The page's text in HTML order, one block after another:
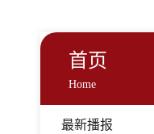
首页
Home
最新播报